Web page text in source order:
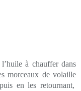
à chauffer dans
morceaux de volaille
en les retournant,